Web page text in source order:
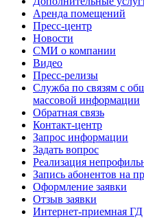
Аренда помещений
Пресс-центр
Новости
СМИ о компании
Видео
Пресс-релизы
Служба по связям с
массовой информации
Обратная связь
Контакт-центр
Запрос информации
Задать вопрос
Реализация
Запись абонентов на
Оформление заявки
Отзыв заявки
Интернет-приемная ГД